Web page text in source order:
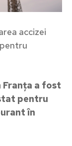
accizei
Franța a fost
pentru
în